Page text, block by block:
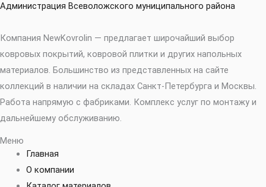
Администрация Всеволожского муниципального района
Компания NewKovrolin — предлагает широчайший выбор
ковровых покрытий, ковровой плитки и других напольных
материалов. Большинство из представленных на сайте
коллекций в наличии на складах Санкт-Петербурга и Москвы.
Работа напрямую с фабриками. Комплекс услуг по монтажу и
дальнейшему обслуживанию.
Меню
Главная
О компании